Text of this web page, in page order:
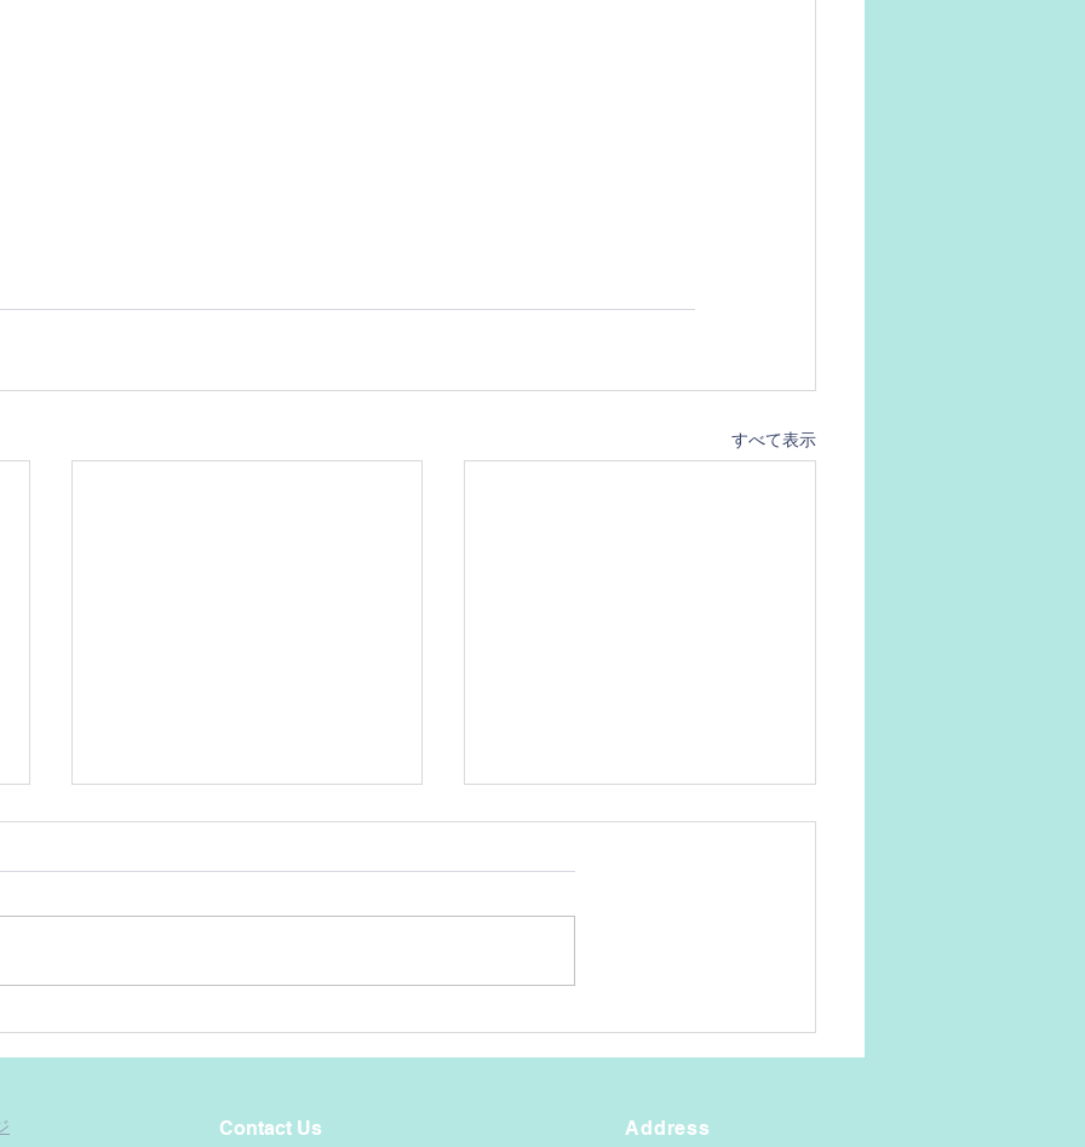
すべて表示
地球史年表
Contact Us Address